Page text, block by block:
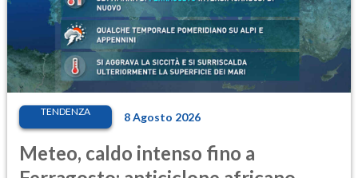
TENDENZA 8 Agosto 2026
Meteo, caldo intenso fino a